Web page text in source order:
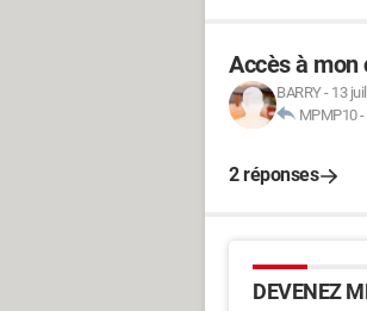
Accès à mon
BARRY- 13
MPMP10-
2 réponses
DEVENEZ